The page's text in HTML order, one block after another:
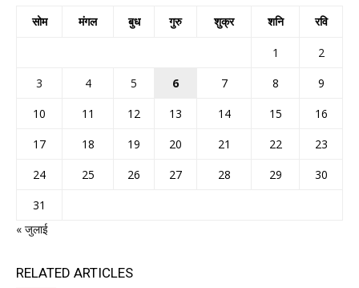
सोम मंगल बुध गुरु शुक्र शनि रवि
1
2
3
4 5 6 7 8
9
10
11 12 13 14 15
16
17
18 19 20 21 22
23
24
25 26 27 28 29
30
31
« जुलाई
RELATED ARTICLES